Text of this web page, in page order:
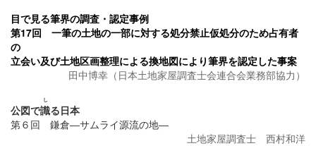
目で見る筆界の調査・認定事例
第17回 一筆の土地の一部に対する処分禁止仮処分のため占有者
の
立会い及び土地区画整理による換地図により筆界を認定した事案
田中博幸（日本土地家屋調査士会連合会業務部協力）
公図で識
し
る日本
第６回 鎌倉―サムライ源流の地―
土地家屋調査士 西村和洋